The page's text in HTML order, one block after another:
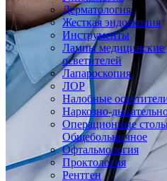
Дерматология
Жесткая эндоскопия
Инструменты
Лампы медицинские
осветителей
Лапароскопия
ЛОР
Налобные
Наркозно-
Операционные
Общебольничное
Офтальмология
Проктология
Рентген